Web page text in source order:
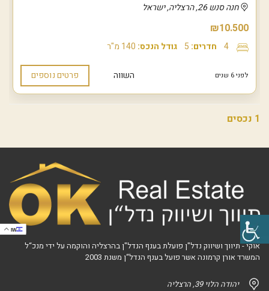
חנה סנש 26, הרצליה, ישראל
₪10.500
4 חדרים: 5 גודל הנכס: 140 מ"ר
לפני 6 שנים השווה פרטים נוספים
1 נכסים
אוקי - תיווך ושיווק נדל"ן פועלת בענף הנדל"ן בהרצליה והוקמה על ידי מנכ“ל
המשרד אורן קרמונה אשר פועל בענף הנדל“ן משנת 2003
יהודה הלוי 39, הרצליה
IW